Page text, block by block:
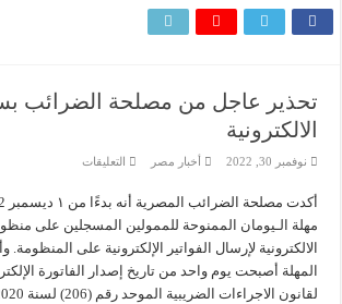
تحذير عاجل من مصلحة الضرائب
الالكترونية
نوفمبر 30, 2022 أخبار مصر التعليقاتعلى
من
مصلحة
الضرائب
بسبب
الالكترونية
مغلقة
مهلة الـيومان الممنوحة للممولين المسجلين على
الالكترونية لإرسال الفواتير الإلكترونية على
المهلة أصبحت يوم واحد من تاريخ إصدار الفاتورة
لقانون الاجراءات الضريبية الموحد رقم (206) لسنة 2020 ولائحته …